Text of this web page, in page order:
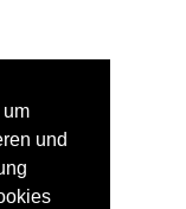
und